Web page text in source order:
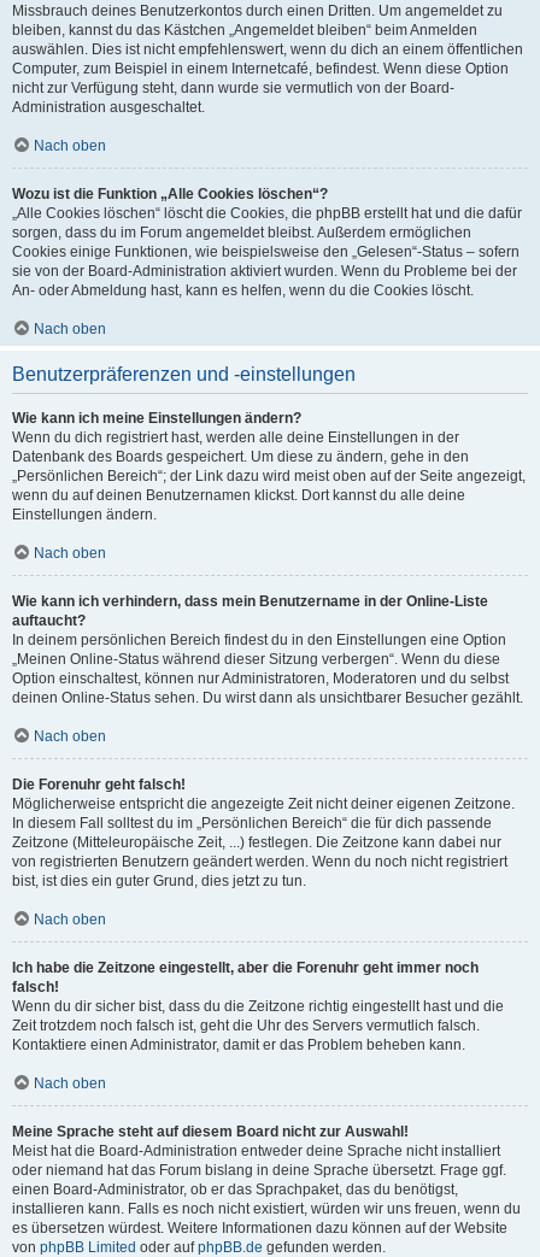
Missbrauch deines Benutzerkontos durch einen Dritten. Um angemeldet zu
bleiben, kannst du das Kästchen „Angemeldet bleiben“ beim Anmelden
auswählen. Dies ist nicht empfehlenswert, wenn du dich an einem öffentlichen
Computer, zum Beispiel in einem Internetcafé, befindest. Wenn diese Option
nicht zur Verfügung steht, dann wurde sie vermutlich von der Board-
Administration ausgeschaltet.
Nach oben
Wozu ist die Funktion „Alle Cookies löschen“?
„Alle Cookies löschen“ löscht die Cookies, die phpBB erstellt hat und die dafür
sorgen, dass du im Forum angemeldet bleibst. Außerdem ermöglichen
Cookies einige Funktionen, wie beispielsweise den „Gelesen“-Status – sofern
sie von der Board-Administration aktiviert wurden. Wenn du Probleme bei der
An- oder Abmeldung hast, kann es helfen, wenn du die Cookies löscht.
Nach oben
Benutzerpräferenzen und -einstellungen
Wie kann ich meine Einstellungen ändern?
Wenn du dich registriert hast, werden alle deine Einstellungen in der
Datenbank des Boards gespeichert. Um diese zu ändern, gehe in den
„Persönlichen Bereich“; der Link dazu wird meist oben auf der Seite angezeigt,
wenn du auf deinen Benutzernamen klickst. Dort kannst du alle deine
Einstellungen ändern.
Nach oben
Wie kann ich verhindern, dass mein Benutzername in der Online-Liste
auftaucht?
In deinem persönlichen Bereich findest du in den Einstellungen eine Option
„Meinen Online-Status während dieser Sitzung verbergen“. Wenn du diese
Option einschaltest, können nur Administratoren, Moderatoren und du selbst
deinen Online-Status sehen. Du wirst dann als unsichtbarer Besucher gezählt.
Nach oben
Die Forenuhr geht falsch!
Möglicherweise entspricht die angezeigte Zeit nicht deiner eigenen Zeitzone.
In diesem Fall solltest du im „Persönlichen Bereich“ die für dich passende
Zeitzone (Mitteleuropäische Zeit, ...) festlegen. Die Zeitzone kann dabei nur
von registrierten Benutzern geändert werden. Wenn du noch nicht registriert
bist, ist dies ein guter Grund, dies jetzt zu tun.
Nach oben
Ich habe die Zeitzone eingestellt, aber die Forenuhr geht immer noch
falsch!
Wenn du dir sicher bist, dass du die Zeitzone richtig eingestellt hast und die
Zeit trotzdem noch falsch ist, geht die Uhr des Servers vermutlich falsch.
Kontaktiere einen Administrator, damit er das Problem beheben kann.
Nach oben
Meine Sprache steht auf diesem Board nicht zur Auswahl!
Meist hat die Board-Administration entweder deine Sprache nicht installiert
oder niemand hat das Forum bislang in deine Sprache übersetzt. Frage ggf.
einen Board-Administrator, ob er das Sprachpaket, das du benötigst,
installieren kann. Falls es noch nicht existiert, würden wir uns freuen, wenn du
es übersetzen würdest. Weitere Informationen dazu können auf der Website
von phpBB Limited oder aufphpBB.de gefunden werden.